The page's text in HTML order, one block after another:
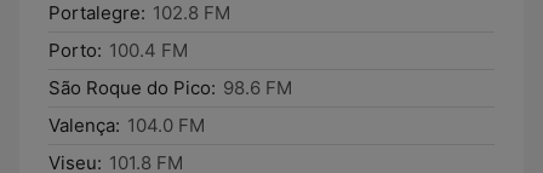
Portalegre: 102.8 FM
Porto: 100.4 FM
São Roque do Pico: 98.6 FM
Valença: 104.0 FM
Viseu: 101.8 FM